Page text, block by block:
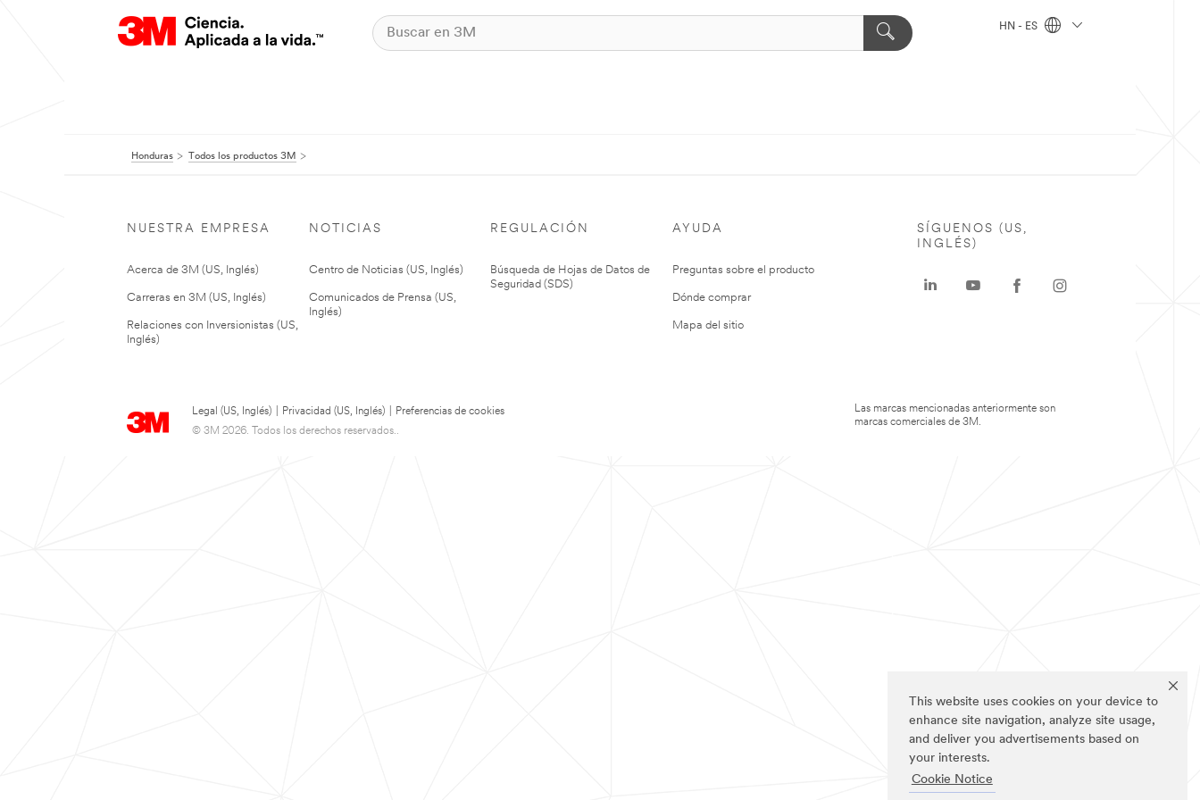
This website uses cookies on your device to
enhance site navigation, analyze site usage,
and deliver you advertisements based on
your interests.
Cookie Notice
HN - ES
Honduras Todos los productos 3M
NUESTRA EMPRESA
Acerca de 3M (US, Inglés)
Carreras en 3M (US, Inglés)
Relaciones con Inversionistas (US,
Inglés)
NOTICIAS
Centro de Noticias (US, Inglés)
Comunicados de Prensa (US,
Inglés)
REGULACIÓN
Búsqueda de Hojas de Datos de
Seguridad (SDS)
AYUDA
Preguntas sobre el producto
Dónde comprar
Mapa del sitio
Legal (US, Inglés) Privacidad (US, Inglés)
Preferencias de cookies
© 3M 2026. Todos los derechos reservados..
SÍGUENOS (US,
INGLÉS)
Las marcas mencionadas anteriormente son
marcas comerciales de 3M.